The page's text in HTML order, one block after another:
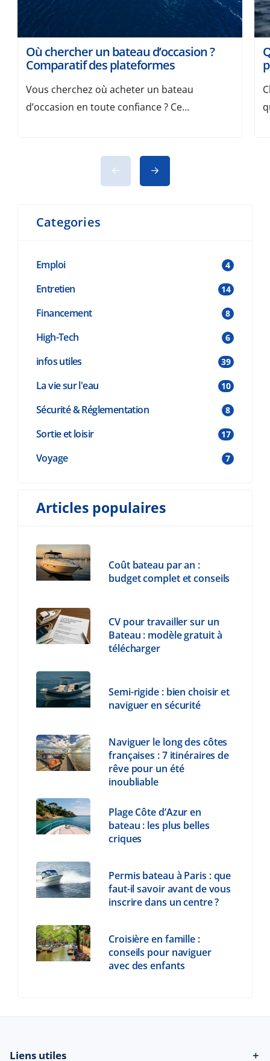
Où chercher un bateau d’occasion ?
Comparatif des plateformes
Vous cherchez où acheter un bateau
d’occasion en toute confiance ? Ce
prix, avec nos critères de choix et des
conseils de sécurité. Avant de vous lancer,
une plateforme spécialisée ? Notre […]
Categories
Emploi 4
Entretien 14
Financement 8
High-Tech 6
infos utiles 39
La vie sur l'eau 10
Sécurité & Réglementation 8
Sortie et loisir 17
Voyage 7
Articles populaires
Coût bateau par an :
budget complet et conseils
CV pour travailler sur un
Bateau : modèle gratuit à
télécharger
Semi-rigide : bien choisir et
naviguer en sécurité
Naviguer le long des côtes
françaises : 7 itinéraires de
rêve pour un été
inoubliable
Plage Côte d’Azur en
bateau : les plus belles
criques
Permis bateau à Paris : que
faut-il savoir avant de vous
inscrire dans un centre ?
Croisière en famille :
conseils pour naviguer
avec des enfants
Liens utiles ＋